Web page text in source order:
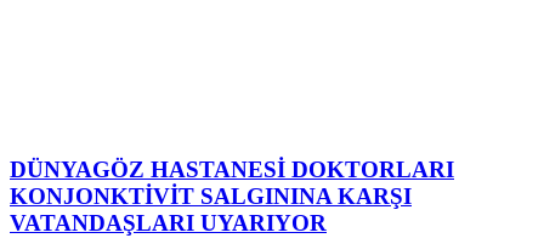
DÜNYAGÖZ HASTANESİ DOKTORLARI
KONJONKTİVİT SALGININA KARŞI
VATANDAŞLARI UYARIYOR